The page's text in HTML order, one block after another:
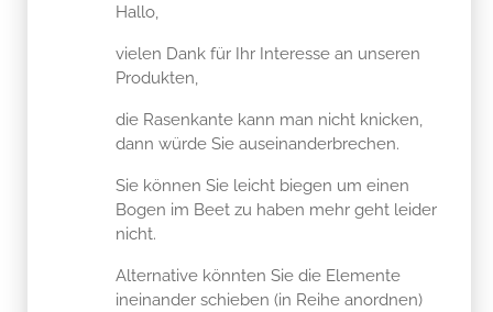
Hallo,
vielen Dank für Ihr Interesse an unseren
Produkten,
die Rasenkante kann man nicht knicken,
dann würde Sie auseinanderbrechen.
Sie können Sie leicht biegen um einen
Bogen im Beet zu haben mehr geht leider
nicht.
Alternative könnten Sie die Elemente
ineinander schieben (in Reihe anordnen)